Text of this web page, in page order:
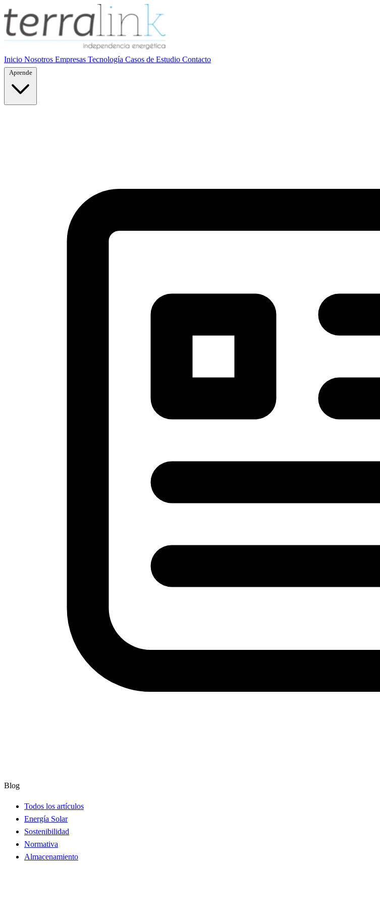
Inicio Nosotros Empresas Tecnología Casos de Estudio Contacto
Aprende
Blog
Todos los artículos
Energía Solar
Sostenibilidad
Normativa
Almacenamiento